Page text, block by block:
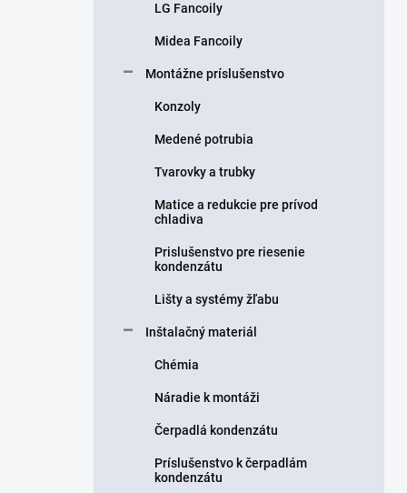
LG Fancoily
Midea Fancoily
Montážne príslušenstvo
Konzoly
Medené potrubia
Tvarovky a trubky
Matice a redukcie pre prívod
chladiva
Prislušenstvo pre riesenie
kondenzátu
Lišty a systémy žľabu
Inštalačný materiál
Chémia
Náradie k montáži
Čerpadlá kondenzátu
Príslušenstvo k čerpadlám
kondenzátu